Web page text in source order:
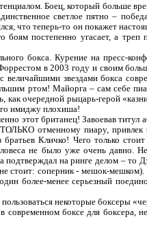
Боец, который больше
светлое пятно –
что теперь-то он покажет
постепенно угасает, а треп
бокса. Курение на пресс-
в 2003 году и своим
звездами бокса
ртом! Майорга – сам себе
очередной рыцарь-герой
имиджу плохиша!
этот британец! Завоевав титул
отменному пиару,
Кличко! Чего только
не было уже очень давно.
на ринге делом – то
стоит: соперник - мешок-
более-менее серьезный
некоторые боксеры
современном боксе для